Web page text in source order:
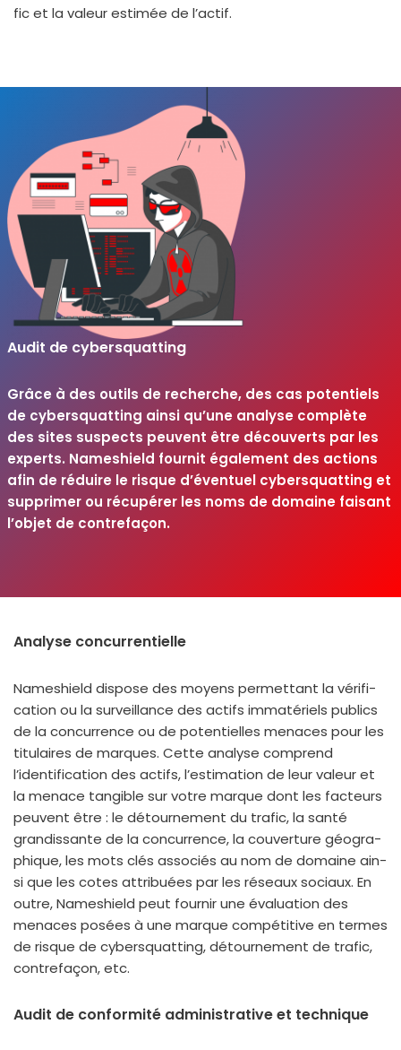
fic et la valeur esti­mée de l’actif.
Audit de cybersquatting
Grâce à des outils de recherche, des cas poten­tiels
de cybers­quat­ting ain­si qu’une ana­lyse com­plète
des sites sus­pects peuvent être décou­verts par les
experts. Nameshield four­nit éga­le­ment des actions
afin de réduire le risque d’éventuel cybers­quat­ting et
sup­pri­mer ou récu­pé­rer les noms de domaine fai­sant
l’objet de contre­fa­çon.
Analyse concurrentielle
Nameshield dis­pose des moyens per­met­tant la véri­fi­
ca­tion ou la sur­veillance des actifs imma­té­riels publics
de la concur­rence ou de poten­tielles menaces pour les
titu­laires de marques. Cette ana­lyse com­prend
l’identification des actifs, l’estimation de leur valeur et
la menace tan­gible sur votre marque dont les fac­teurs
peuvent être : le détour­ne­ment du tra­fic, la san­té
gran­dis­sante de la concur­rence, la cou­ver­ture géo­gra­
phique, les mots clés asso­ciés au nom de domaine ain­
si que les cotes attri­buées par les réseaux sociaux. En
outre, Nameshield peut four­nir une éva­lua­tion des
menaces posées à une marque com­pé­ti­tive en termes
de risque de cybers­quat­ting, détour­ne­ment de tra­fic,
contre­fa­çon, etc.
Audit de conformité administrative et technique